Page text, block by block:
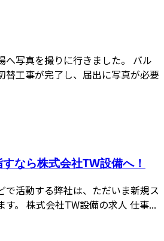
へ写真を撮りに行きました。 バル
替工事が完了し、届出に写真が必要
なら株式会社TW設備へ！
で活動する弊社は、ただいま新規ス
す。 株式会社TW設備の求人 仕事...